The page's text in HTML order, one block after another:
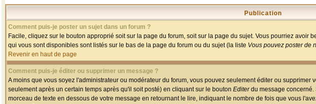
Publication
Comment puis-je poster un sujet dans un forum ?
Facile, cliquez sur le bouton approprié soit sur la page du forum, soit sur la page du sujet. Vous pourriez avoir
qui vous sont disponibles sont listés sur le bas de la page du forum ou du sujet (la liste Vous pouvez poster de
Revenir en haut de page
Comment puis-je éditer ou supprimer un message ?
A moins que vous soyez l'administrateur ou modérateur du forum, vous pouvez seulement éditer ou
seulement après un certain temps après qu'il soit posté) en cliquant sur le bouton Editerdu message concerné.
morceau de texte en dessous de votre message en retournant le lire, indiquant le nombre de fois que vous